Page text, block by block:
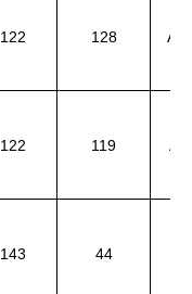
122 128
122 119
143 44